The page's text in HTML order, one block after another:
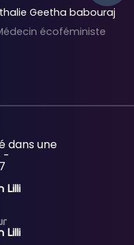
Geetha babouraj
écoféministe
Lilli
Lilli